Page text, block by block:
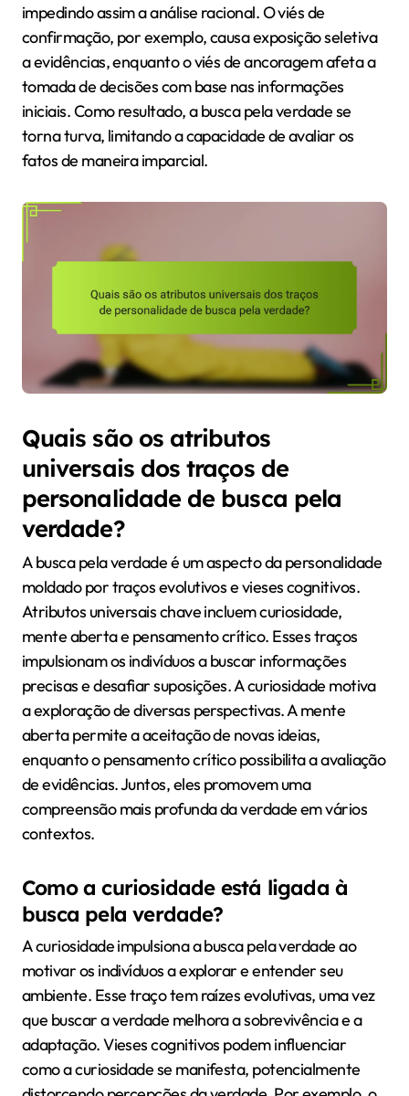
impedindo assim a análise racional. O viés de
confirmação, por exemplo, causa exposição seletiva
a evidências, enquanto o viés de ancoragem afeta a
tomada de decisões com base nas informações
iniciais. Como resultado, a busca pela verdade se
torna turva, limitando a capacidade de avaliar os
fatos de maneira imparcial.
Quais são os atributos
universais dos traços de
personalidade de busca pela
verdade?
A busca pela verdade é um aspecto da personalidade
moldado por traços evolutivos e vieses cognitivos.
Atributos universais chave incluem curiosidade,
mente aberta e pensamento crítico. Esses traços
impulsionam os indivíduos a buscar informações
precisas e desafiar suposições. A curiosidade motiva
a exploração de diversas perspectivas. A mente
aberta permite a aceitação de novas ideias,
enquanto o pensamento crítico possibilita a avaliação
de evidências. Juntos, eles promovem uma
compreensão mais profunda da verdade em vários
contextos.
Como a curiosidade está ligada à
busca pela verdade?
A curiosidade impulsiona a busca pela verdade ao
motivar os indivíduos a explorar e entender seu
ambiente. Esse traço tem raízes evolutivas, uma vez
que buscar a verdade melhora a sobrevivência e a
adaptação. Vieses cognitivos podem influenciar
como a curiosidade se manifesta, potencialmente